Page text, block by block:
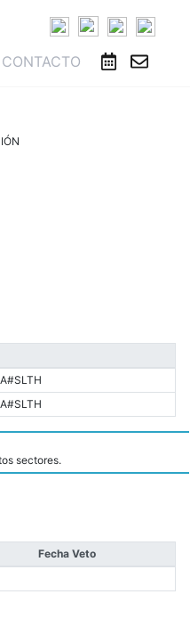
CONTACTO
sectores.
Fecha Veto